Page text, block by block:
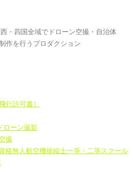
・四国全域でドローン空撮・自治体
作を行うプロダクション
行許可書］
ローン撮影
撮
格無人航空機操縦士一等・二等スクール